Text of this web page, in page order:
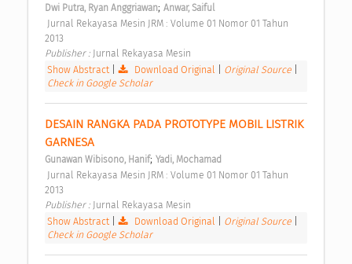
Dwi Putra, Ryan Anggriawan; Anwar, Saiful
2013
Publisher : Jurnal Rekayasa Mesin
Show Abstract| Download Original Original Source
Check in Google Scholar
DESAIN RANGKA PADA PROTOTYPE MOBIL LISTRIK
GARNESA
Gunawan Wibisono, Hanif; Yadi, Mochamad
2013
Publisher : Jurnal Rekayasa Mesin
Show Abstract| Download Original Original Source
Check in Google Scholar